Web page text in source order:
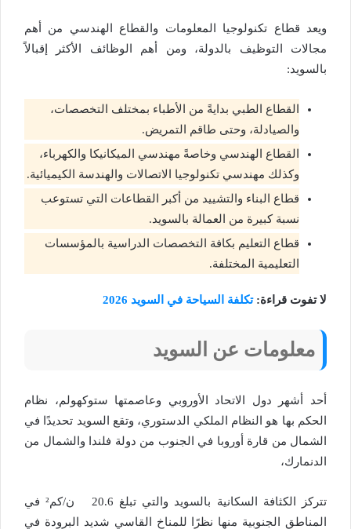
ويعد قطاع تكنولوجيا المعلومات والقطاع الهندسي من أهم
مجالات التوظيف بالدولة، ومن أهم الوظائف الأكثر إقبالاً
بالسويد:
القطاع الطبي بدايةً من الأطباء بمختلف التخصصات،
والصيادلة، وحتى طاقم التمريض.
القطاع الهندسي وخاصةً مهندسي الميكانيكا والكهرباء،
وكذلك مهندسي تكنولوجيا الاتصالات والهندسة الكيميائية.
قطاع البناء والتشييد من أكبر القطاعات التي تستوعب
نسبة كبيرة من العمالة بالسويد.
قطاع التعليم بكافة التخصصات الدراسية بالمؤسسات
التعليمية المختلفة.
لا تفوت قراءة:تكلفة السياحة في السويد 2026
معلومات عن السويد
أحد أشهر دول الاتحاد الأوروبي وعاصمتها ستوكهولم، نظام
الحكم بها هو النظام الملكي الدستوري، وتقع السويد تحديدًا في
الشمال من قارة أوروبا في الجنوب من دولة فلندا والشمال من
الدنمارك،
تتركز الكثافة السكانية بالسويد والتي تبلغ 20.6 ن/كم² في
المناطق الجنوبية منها نظرًا للمناخ القاسي شديد البرودة في